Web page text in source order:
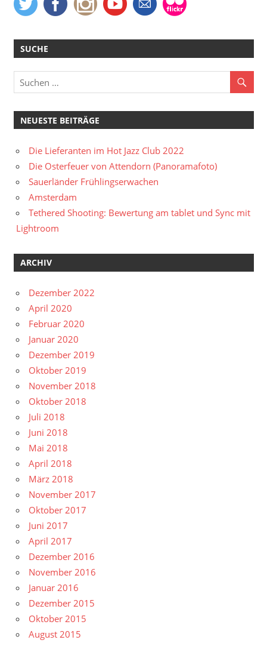
SUCHE
NEUESTE BEITRÄGE
Die Lieferanten im Hot Jazz Club 2022
Die Osterfeuer von Attendorn (Panoramafoto)
Sauerländer Frühlingserwachen
Amsterdam
Tethered Shooting: Bewertung am tablet und Sync mit
Lightroom
ARCHIV
Dezember 2022
April 2020
Februar 2020
Januar 2020
Dezember 2019
Oktober 2019
November 2018
Oktober 2018
Juli 2018
Juni 2018
Mai 2018
April 2018
März 2018
November 2017
Oktober 2017
Juni 2017
April 2017
Dezember 2016
November 2016
Januar 2016
Dezember 2015
Oktober 2015
August 2015